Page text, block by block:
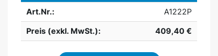
Art.Nr.:
A1222P
Preis (exkl. MwSt.):
409,40 €